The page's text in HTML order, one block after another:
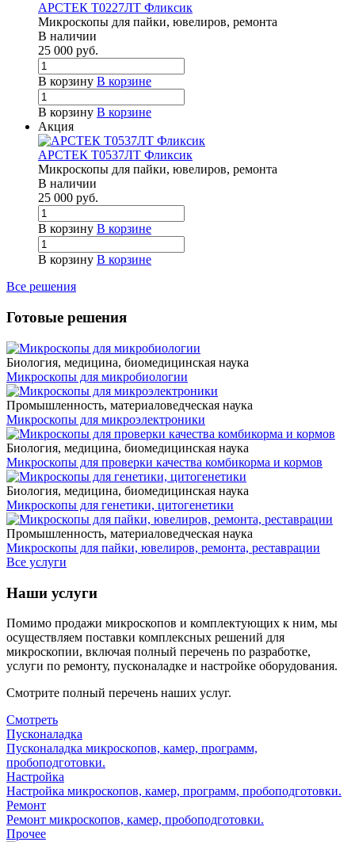
АРСТЕК Т0227ЛТ Фликсик
Микроскопы для пайки, ювелиров, ремонта
В наличии
25 000 руб.
В корзину В корзине
В корзину В корзине
Акция
АРСТЕК Т0537ЛТ Фликсик
Микроскопы для пайки, ювелиров, ремонта
В наличии
25 000 руб.
В корзину В корзине
В корзину В корзине
Все решения
Готовые решения
Биология, медицина, биомедицинская наука
Микроскопы для микробиологии
Промышленность, материаловедческая наука
Микроскопы для микроэлектроники
Биология, медицина, биомедицинская наука
Микроскопы для проверки качества комбикорма и кормов
Биология, медицина, биомедицинская наука
Микроскопы для генетики, цитогенетики
Промышленность, материаловедческая наука
Микроскопы для пайки, ювелиров, ремонта, реставрации
Все услуги
Наши услуги
Помимо продажи микроскопов и комплектующих к ним, мы
осуществляем поставки комплексных решений для
микроскопии, включая полный перечень по разработке,
услуги по ремонту, пусконаладке и настройке оборудования.
Смотрите полный перечень наших услуг.
Смотреть
Пусконаладка
Пусконаладка микроскопов, камер, программ,
пробоподготовки.
Настройка
Настройка микроскопов, камер, программ, пробоподготовки.
Ремонт
Ремонт микроскопов, камер, пробоподготовки.
Прочее